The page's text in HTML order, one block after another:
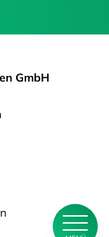
GmbH